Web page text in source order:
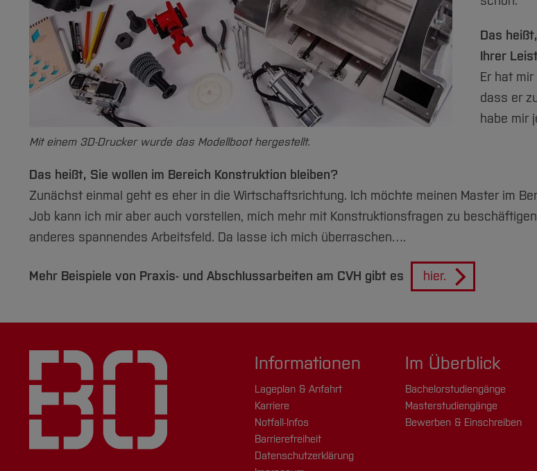
Mit einem 3D-Drucker wurde das Modellboot hergestellt.
Das
Ihrer
Er hat
dass er
habe mir
Das heißt, Sie wollen im Bereich Konstruktion bleiben?
Zunächst einmal geht es eher in die Wirtschaftsrichtung. Ich möchte meinen Master im
Job kann ich mir aber auch vorstellen, mich mehr mit Konstruktionsfragen zu
anderes spannendes Arbeitsfeld. Da lasse ich mich überraschen….
Mehr Beispiele von Praxis- und Abschlussarbeiten am CVH gibt es hier.
Informationen
Lageplan & Anfahrt
Karriere
Notfall-Infos
Barrierefreiheit
Datenschutzerklärung
Im Überblick
Bachelorstudiengänge
Masterstudiengänge
Bewerben & Einschreiben